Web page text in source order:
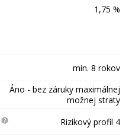
1,75 %
min. 8 rokov
Áno - bez záruky maximálnej
možnej straty
Rizikový profil 4